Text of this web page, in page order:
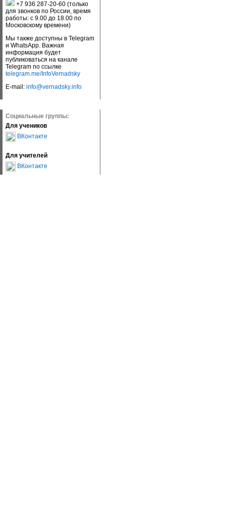
+7 936 287-20-60 (только
для звонков по России, время
работы: с 9.00 до 18.00 по
Московскому времени)
Мы также доступны в Telegram
и WhatsApp. Важная
информация будет
публиковаться на канале
Telegram по ссылке
telegram.me/InfoVernadsky
E-mail: info@vernadsky.info
Социальные группы:
Для учеников
ВКонтакте
Для учителей
ВКонтакте